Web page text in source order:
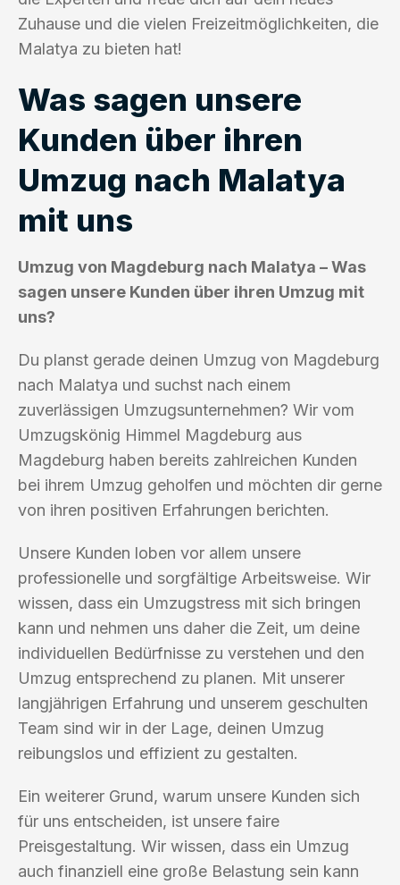
Zuhause und die vielen Freizeitmöglichkeiten, die
Malatya zu bieten hat!
Was sagen unsere
Kunden über ihren
Umzug nach Malatya
mit uns
Umzug von Magdeburg nach Malatya – Was
sagen unsere Kunden über ihren Umzug mit
uns?
Du planst gerade deinen Umzug von Magdeburg
nach Malatya und suchst nach einem
zuverlässigen Umzugsunternehmen? Wir vom
Umzugskönig Himmel Magdeburg aus
Magdeburg haben bereits zahlreichen Kunden
bei ihrem Umzug geholfen und möchten dir gerne
von ihren positiven Erfahrungen berichten.
Unsere Kunden loben vor allem unsere
professionelle und sorgfältige Arbeitsweise. Wir
wissen, dass ein Umzugstress mit sich bringen
kann und nehmen uns daher die Zeit, um deine
individuellen Bedürfnisse zu verstehen und den
Umzug entsprechend zu planen. Mit unserer
langjährigen Erfahrung und unserem geschulten
Team sind wir in der Lage, deinen Umzug
reibungslos und effizient zu gestalten.
Ein weiterer Grund, warum unsere Kunden sich
für uns entscheiden, ist unsere faire
Preisgestaltung. Wir wissen, dass ein Umzug
auch finanziell eine große Belastung sein kann